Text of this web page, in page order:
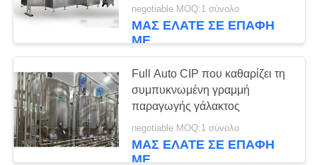
Εμφιαλώνοντας
εξοπλισμός
γάλακτος
negotiable MOQ:1 σύνολο
ΜΑΣ ΕΛΆΤΕ ΣΕ ΕΠΑΦΉ
ΜΕ
Full Auto CIP που καθαρίζει τη
συμπυκνωμένη γραμμή
παραγωγής γάλακτος
negotiable MOQ:1 σύνολο
ΜΑΣ ΕΛΆΤΕ ΣΕ ΕΠΑΦΉ
ΜΕ